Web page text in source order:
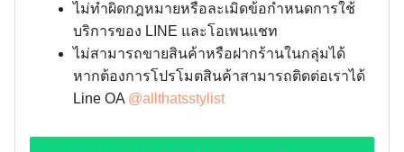
ไม่ทำผิดกฎหมายหรือละเมิดข้อกำหนดการใช้
บริการของ LINE และโอเพนแชท
ไม่สามารถขายสินค้าหรือฝากร้านในกลุ่มได้
หากต้องการโปรโมตสินค้าสามารถติดต่อเราได้
Line OA @allthatsstylist